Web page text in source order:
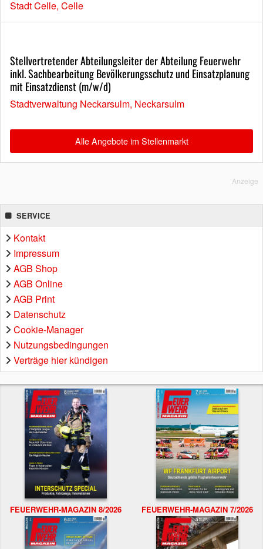
Stadt Celle, Celle
Stellvertretender Abteilungsleiter der Abteilung Feuerwehr
inkl. Sachbearbeitung Bevölkerungsschutz und Einsatzplanung
mit Einsatzdienst (m/w/d)
Stadtverwaltung Neckarsulm, Neckarsulm
Alle Angebote im Stellenmarkt
Anzeige
SERVICE
Kontakt
Impressum
AGB Shop
AGB Online
AGB Print
Datenschutz
Cookie-Manager
Nutzungsbedingungen
Verträge hier kündigen
FEUERWEHR-MAGAZIN 8/2026 FEUERWEHR-MAGAZIN 7/2026